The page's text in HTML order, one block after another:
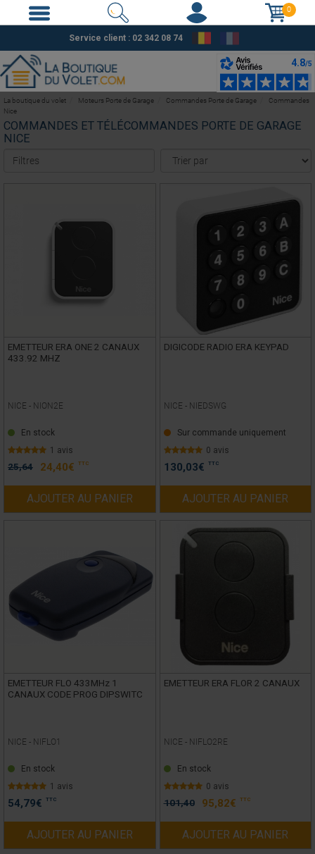
0
Service client : 02 342 08 74
COMMANDES ET TÉLÉCOMMANDES PORTE DE GARAGE
NICE
Filtres
EMETTEUR ERA ONE 2 CANAUX
433.92 MHZ
NICE - NION2E
En stock
1 avis
25,64 24,40€ TTC
AJOUTER AU PANIER
DIGICODE RADIO ERA KEYPAD
NICE - NIEDSWG
Sur commande uniquement
0 avis
130,03€ TTC
AJOUTER AU PANIER
EMETTEUR FLO 433MHz 1
CANAUX CODE PROG DIPSWITC
NICE - NIFLO1
En stock
1 avis
54,79€ TTC
AJOUTER AU PANIER
EMETTEUR ERA FLOR 2 CANAUX
NICE - NIFLO2RE
En stock
0 avis
101,40 95,82€ TTC
AJOUTER AU PANIER
La boutique du volet Moteurs Porte de Garage Commandes Porte de Garage
Commandes
Nice